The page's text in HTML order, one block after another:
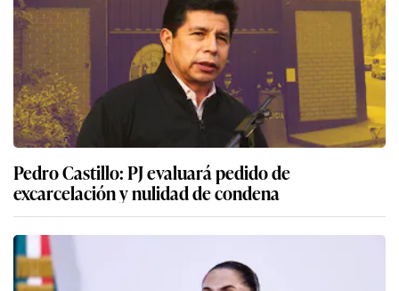
Pedro Castillo: PJ evaluará pedido de
excarcelación y nulidad de condena